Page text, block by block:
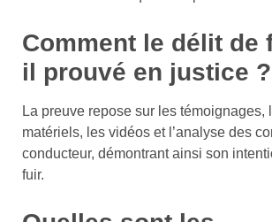
Comment le délit de
il prouvé en justice ?
La preuve repose sur les témoignages,
matériels, les vidéos et l’analyse des
conducteur, démontrant ainsi son
fuir.